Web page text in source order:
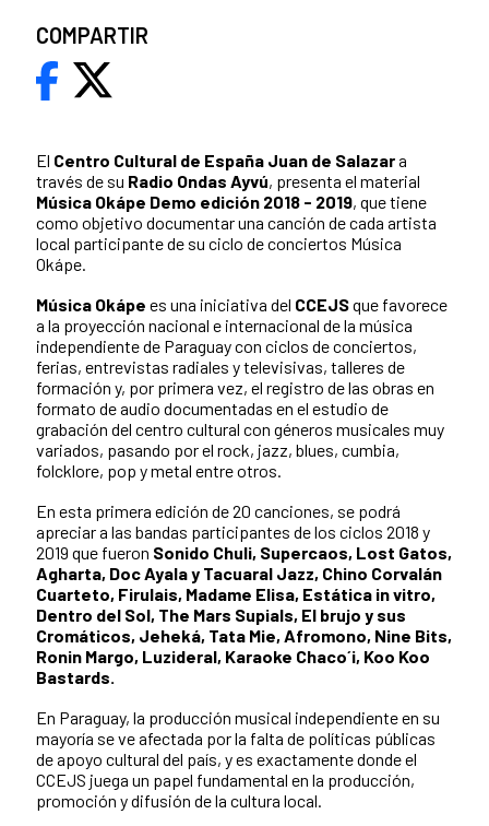
El Centro Cultural de España Juan de Salazara
través de su Radio Ondas Ayvú, presenta el material
Música Okápe Demo edición 2018 - 2019, que tiene
como objetivo documentar una canción de cada artista
local participante de su ciclo de conciertos Música
Okápe.
Música Okápe es una iniciativa del CCEJSque favorece
a la proyección nacional e internacional de la música
independiente de Paraguay con ciclos de conciertos,
ferias, entrevistas radiales y televisivas, talleres de
formación y, por primera vez, el registro de las obras en
formato de audio documentadas en el estudio de
grabación del centro cultural con géneros musicales muy
variados, pasando por el rock, jazz, blues, cumbia,
folcklore, pop y metal entre otros.
En esta primera edición de 20 canciones, se podrá
apreciar a las bandas participantes de los ciclos 2018 y
2019 que fueron Sonido Chuli, Supercaos, Lost Gatos,
Agharta, Doc Ayala y Tacuaral Jazz, Chino Corvalán
Cuarteto, Firulais, Madame Elisa, Estática in vitro,
Dentro del Sol, The Mars Supials, El brujo y sus
Cromáticos, Jeheká, Tata Mie, Afromono, Nine Bits,
Ronin Margo, Luzideral, Karaoke Chaco´i, Koo Koo
Bastards.
En Paraguay, la producción musical independiente en su
mayoría se ve afectada por la falta de políticas públicas
de apoyo cultural del país, y es exactamente donde el
CCEJS juega un papel fundamental en la producción,
promoción y difusión de la cultura local.
COMPARTIR